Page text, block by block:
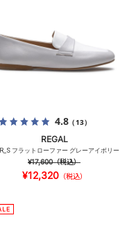
4.8（13）
REGAL
フラットローファー グレーアイボリー
¥17,600（税込）
¥12,320（税込）